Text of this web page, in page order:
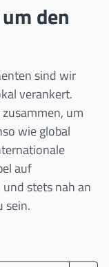
den
sind wir
verankert.
um
wie global
auf
stets nah an
sein.